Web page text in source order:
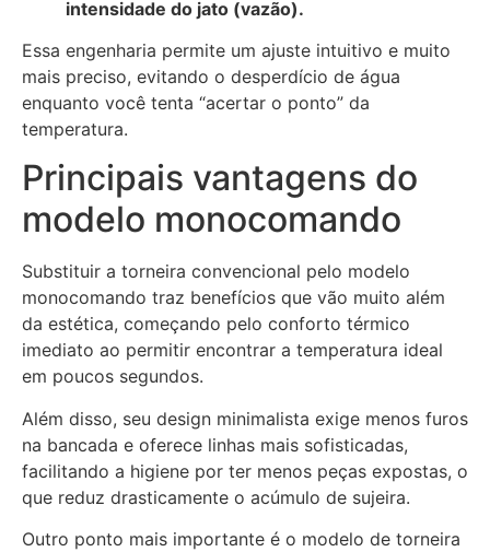
intensidade do jato (vazão).
Essa engenharia permite um ajuste intuitivo e muito
mais preciso, evitando o desperdício de água
enquanto você tenta “acertar o ponto” da
temperatura.
Principais vantagens do
modelo monocomando
Substituir a torneira convencional pelo modelo
monocomando traz benefícios que vão muito além
da estética, começando pelo conforto térmico
imediato ao permitir encontrar a temperatura ideal
em poucos segundos.
Além disso, seu design minimalista exige menos furos
na bancada e oferece linhas mais sofisticadas,
facilitando a higiene por ter menos peças expostas, o
que reduz drasticamente o acúmulo de sujeira.
Outro ponto mais importante é o modelo de torneira